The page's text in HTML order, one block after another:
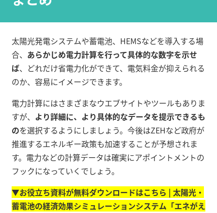
太陽光発電システムや蓄電池、HEMSなどを導入する場
合、 あらかじめ電力計算を行って具体的な数字を示せ
ば、どれだけ省電力化ができて、電気料金が抑えられる
のか、容易にイメージできます。
電力計算にはさまざまなウエブサイトやツールもありま
すが、 より詳細に、より具体的なデータを提示できるも
のを選択するようにしましょう。今後はZEHなど政府が
推進するエネルギー政策も加速することが予想されま
す。電力などの計算データは確実にアポイントメントの
フックになっていくでしょう。
▼お役立ち資料が無料ダウンロードはこちら | 太陽光・
蓄電池の経済効果シミュレーションシステム「エネがえ